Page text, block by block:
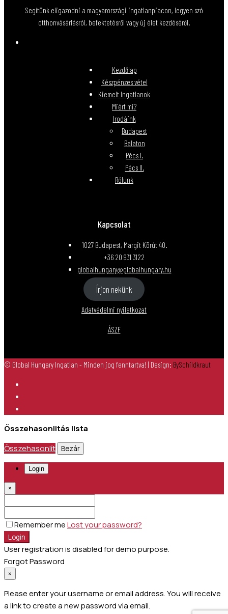
Segítünk eligazodni a magyarországi ingatlanpiacon, legyen szó
otthonvásárlásról, befektetésről vagy új élet kezdéséről.
Kezdőlap
Készpénzes vétel
Kiemelt Ingatlanok
Miért mi?
Irodáink
Budapest
Balaton
Pécs I.
Pécs II.
Rólunk
Kapcsolat
1027 Budapest, Margit Körút 40.
+36 20 931 3122
globalhungary@globalhungary.hu
Írjon nekünk
Adatvédelmi nyilatkozat
ÁSZF
© Global Hungary Ingatlan - Minden jog fenntartva! | Design: BySchildkraut
Összehasonlitás lista
Összehasonlít
Bezár
Login
×
Remember meLost your password?
Login
User registration is disabled for demo purpose.
Forgot Password
×
Please enter your username or email address. You will receive
a link to create a new password via email.